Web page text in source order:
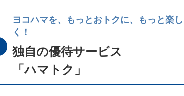
ヨコハマを、もっとおトクに、もっと楽し
く！
独自の優待サービス
「ハマトク」